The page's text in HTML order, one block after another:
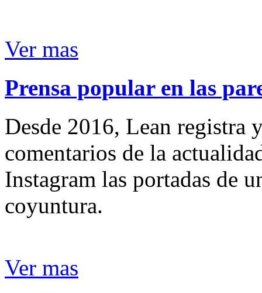
Ver mas
Prensa popular en las
Desde 2016, Lean registra
comentarios de la
Instagram las portadas de
coyuntura.
Ver mas